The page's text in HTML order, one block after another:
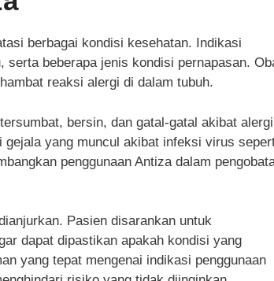
berbagai kondisi kesehatan. Indikasi
serta beberapa jenis kondisi pernapasan.
reaksi alergi di dalam tubuh.
bersin, dan gatal-gatal akibat
gejala yang muncul akibat infeksi virus
penggunaan Antiza dalam
Pasien disarankan untuk
dapat dipastikan apakah kondisi yang
yang tepat mengenai indikasi penggunaan